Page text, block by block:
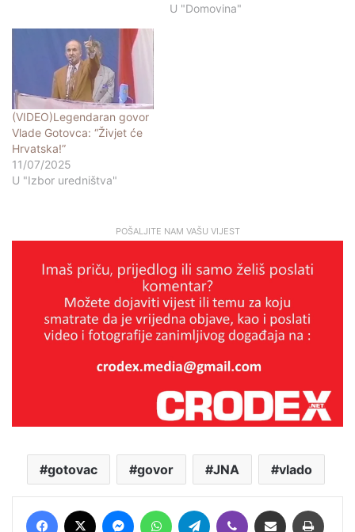
U "Domovina"
(VIDEO)Legendaran govor
Vlade Gotovca: “Živjet će
Hrvatska!”
11/07/2025
U "Izbor uredništva"
POŠALJITE NAM VAŠU VIJEST
gotovac govor JNA vlado
Facebook MessengerWhatsAppTelegram Viber Podijeli putem E-maila